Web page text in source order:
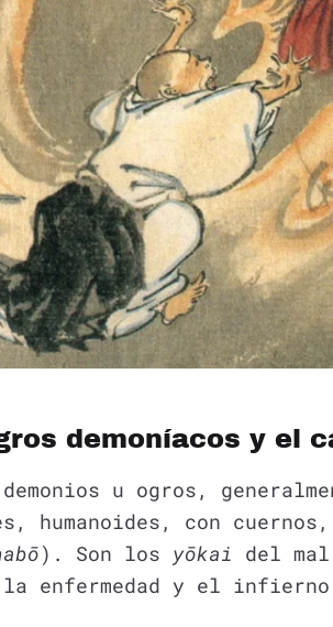
demoníacos y el
u ogros,
humanoides, con
). Son los yōkai del
enfermedad y el